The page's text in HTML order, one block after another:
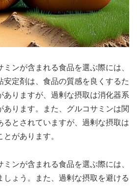
ンが含まれる食品を選ぶ際には、
安定剤は、食品の質感を良くするた
ありますが、過剰な摂取は消化器系
あります。また、グルコサミンは関
るとされていますが、過剰な摂取は
があります。
ンが含まれる食品を選ぶ際には、
しょう。また、過剰な摂取を避ける